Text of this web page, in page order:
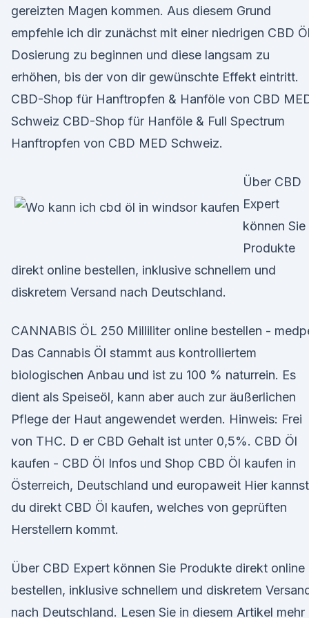
gereizten Magen kommen. Aus diesem Grund
empfehle ich dir zunächst mit einer niedrigen CBD
Dosierung zu beginnen und diese langsam zu
erhöhen, bis der von dir gewünschte Effekt eintritt.
CBD-Shop für Hanftropfen & Hanföle von CBD
Schweiz CBD-Shop für Hanföle & Full Spectrum
Hanftropfen von CBD MED Schweiz.
Über CBD
Expert
können Sie
Produkte
direkt online bestellen, inklusive schnellem und
diskretem Versand nach Deutschland.
CANNABIS ÖL 250 Milliliter online bestellen -
Das Cannabis Öl stammt aus kontrolliertem
biologischen Anbau und ist zu 100 % naturrein. Es
dient als Speiseöl, kann aber auch zur äußerlichen
Pflege der Haut angewendet werden. Hinweis: Frei
von THC. D er CBD Gehalt ist unter 0,5%. CBD Öl
kaufen - CBD Öl Infos und Shop CBD Öl kaufen in
Österreich, Deutschland und europaweit Hier kannst
du direkt CBD Öl kaufen, welches von geprüften
Herstellern kommt.
Über CBD Expert können Sie Produkte direkt online
bestellen, inklusive schnellem und diskretem
nach Deutschland. Lesen Sie in diesem Artikel mehr